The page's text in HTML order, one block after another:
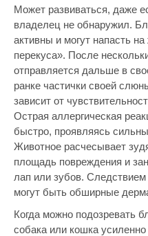
Может развиваться, даже
владелец не обнаружил.
активны и могут напасть
перекуса». После
отправляется дальше в
ранке частички своей
зависит от
Острая аллергическая
быстро, проявляясь
Животное расчесывает
площадь повреждения и
лап или зубов.
могут быть обширные
Когда можно подозревать
собака или кошка